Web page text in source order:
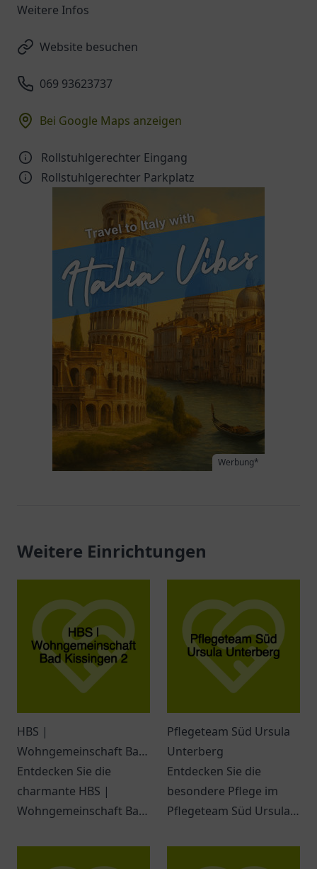
Weitere Infos
Website besuchen
069 93623737
Bei Google Maps anzeigen
Rollstuhlgerechter Eingang
Rollstuhlgerechter Parkplatz
Werbung*
Weitere Einrichtungen
HBS |
Wohngemeinschaft Bad
Kissingen 2
Entdecken Sie die
charmante HBS |
Wohngemeinschaft Bad
einladender Ort für
Pflegeteam Süd Ursula
Unterberg
Entdecken Sie die
besondere Pflege im
Pflegeteam Süd Ursula
ein Ort für individuelle